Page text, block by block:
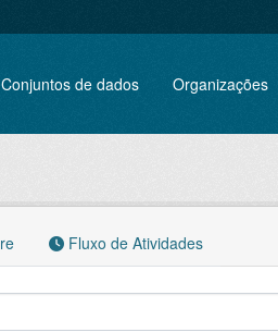
Conjuntos de dados Organizações
Fluxo de Atividades